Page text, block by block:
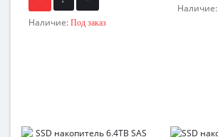
Наличие: Под заказ
Наличие: